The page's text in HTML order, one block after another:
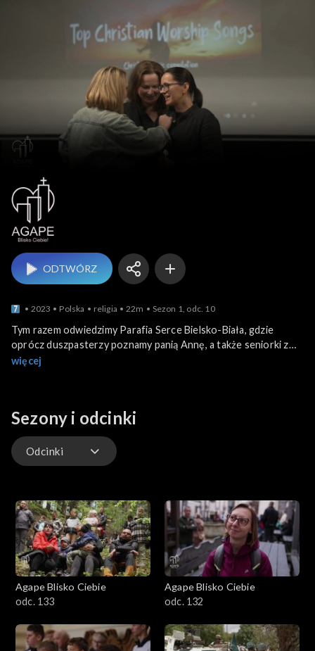
ODTWÓRZ
2023 Polska religia 22m Sezon 1, odc. 10
Tym razem odwiedzimy Parafia Serce Bielsko-Biała, gdzie
oprócz duszpasterzy poznamy panią Annę, a także seniorki z
Parafialnego Klubu Seniora PULS. Z naszą kamerą zajrzymy
Pomocy w Węglówce. Co kwartał odbywa się tam parafialna
akcja oddawania krwi OSP Węglówka.
więcej
Sezony i odcinki
Odcinki
Agape Blisko Ciebie
odc. 133
Agape Blisko Ciebie
odc. 132